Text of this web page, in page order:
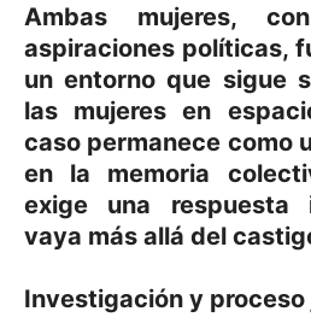
Ambas mujeres,
aspiraciones políticas,
un entorno que sigue
las mujeres en
caso permanece como
en la memoria
exige una respuesta
vaya más allá del
Investigación y